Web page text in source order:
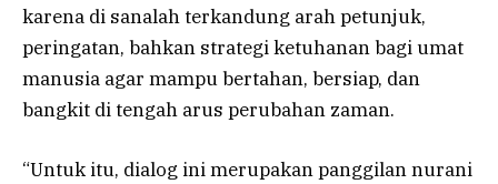
karena di sanalah terkandung arah petunjuk,
peringatan, bahkan strategi ketuhanan bagi umat
manusia agar mampu bertahan, bersiap, dan
bangkit di tengah arus perubahan zaman.
“Untuk itu, dialog ini merupakan panggilan nurani